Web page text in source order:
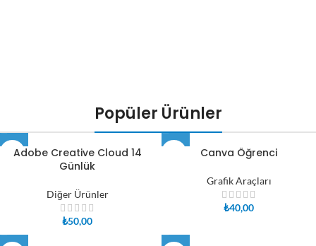
Farkıyla
Popüler Ürünler
Adobe Creative Cloud 14
Günlük
Diğer Ürünler
₺50,00
Canva Öğrenci
Grafik Araçları
₺40,00